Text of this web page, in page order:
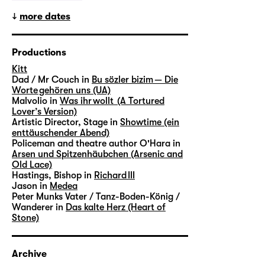
more dates
Productions
Kitt
Dad / Mr Couch in Bu sözler bizim — Die
Worte gehören uns (UA)
Malvolio in Was ihr wollt (A Tortured
Lover’s Version)
Artistic Director, Stage in Showtime (ein
enttäuschender Abend)
Policeman and theatre author O'Hara in
Arsen und Spitzenhäubchen (Arsenic and
Old Lace)
Hastings, Bishop in Richard III
Jason in Medea
Peter Munks Vater / Tanz-Boden-König /
Wanderer in Das kalte Herz (Heart of
Stone)
Archive